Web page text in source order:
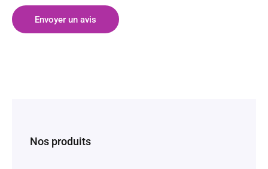
Envoyer un avis
Nos produits